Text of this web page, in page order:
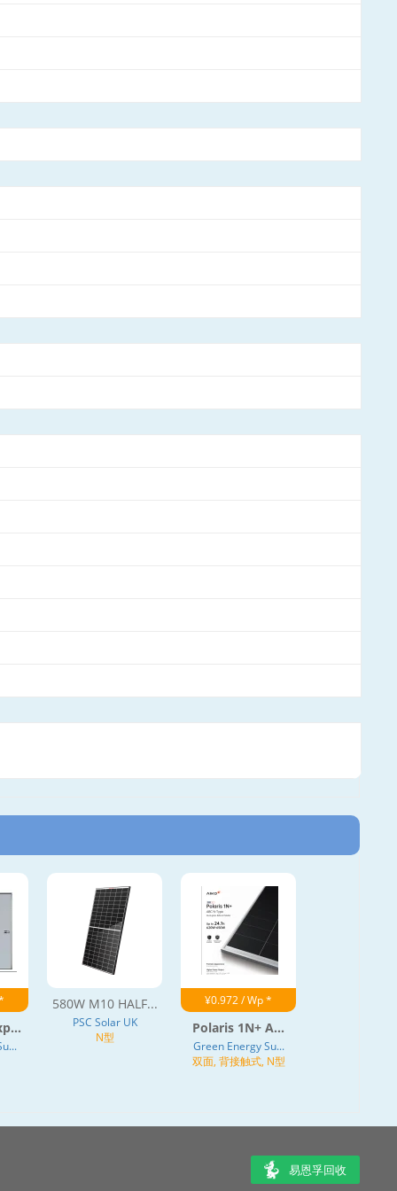
580W M10 HALF...
PSC Solar UK
N型
¥0.972 / Wp *
Polaris 1N+ A...
Green Energy Su...
双面, 背接触式, N型
易恩孚回收